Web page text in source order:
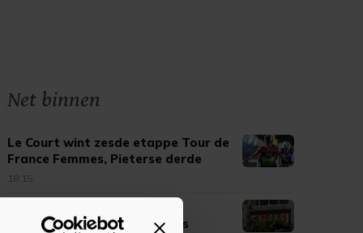
Net binnen
Le Court wint zesde etappe Tour de
France Femmes, Pieterse derde
18:15
Offshore fors hoger na cijfers